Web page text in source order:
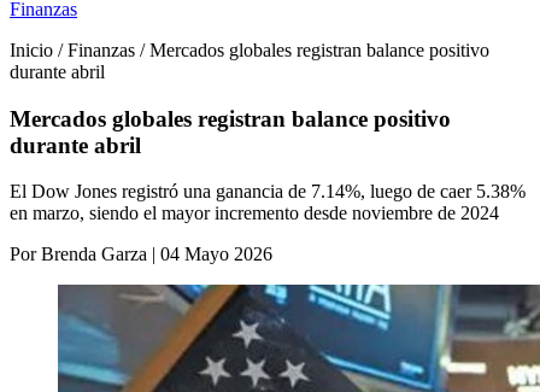
Finanzas
Inicio / Finanzas / Mercados globales registran balance positivo
durante abril
Mercados globales registran balance positivo
durante abril
El Dow Jones registró una ganancia de 7.14%, luego de caer 5.38%
en marzo, siendo el mayor incremento desde noviembre de 2024
Por Brenda Garza | 04 Mayo 2026